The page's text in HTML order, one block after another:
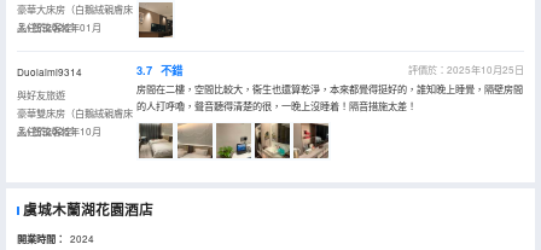
豪華大床房（白鵝絨親膚床
品+智能客控）
入住於2026年01月
Duolaimi9314
與好友旅遊
豪華雙床房（白鵝絨親膚床
品+智能客控）
入住於2025年10月
3.7 不錯
評價於：2025年10月25日
房間在二樓，空間比較大，衞生也還算乾淨，本來都覺得挺好的，誰知晚上睡覺，隔壁房間
的人打呼嚕，聲音聽得清楚的很，一晚上沒睡着！隔音措施太差！
虞城木蘭湖花園酒店
開業時間： 2024